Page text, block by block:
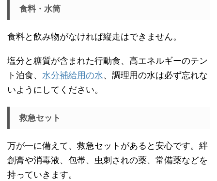
食料・水筒
食料と飲み物がなければ縦走はできません。
塩分と糖質が含まれた行動食、高エネルギーのテン
ト泊食、 水分補給用の水、調理用の水は必ず忘れな
いようにしてください。
救急セット
万が一に備えて、救急セットがあると安心です。絆
創膏や消毒液、包帯、虫刺されの薬、常備薬などを
持っていきます。